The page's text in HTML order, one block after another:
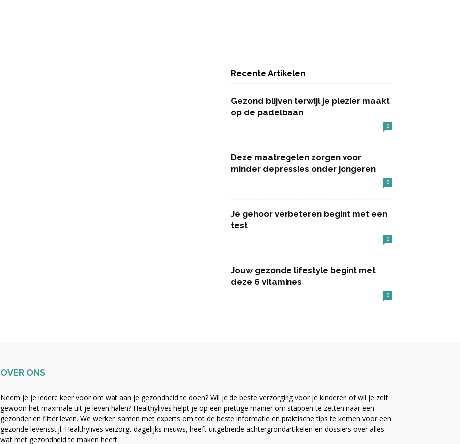
Recente Artikelen
Gezond blijven terwijl je plezier maakt
op de padelbaan
0
Deze maatregelen zorgen voor
minder depressies onder jongeren
0
Je gehoor verbeteren begint met een
test
0
Jouw gezonde lifestyle begint met
deze 6 vitamines
0
OVER ONS
Neem je je iedere keer voor om wat aan je gezondheid te doen? Wil je de beste verzorging voor je kinderen of wil je zelf
gewoon het maximale uit je leven halen? Healthylives helpt je op een prettige manier om stappen te zetten naar een
gezonder en fitter leven. We werken samen met experts om tot de beste informatie en praktische tips te komen voor een
gezonde levensstijl. Healthylives verzorgt dagelijks nieuws, heeft uitgebreide achtergrondartikelen en dossiers over alles
wat met gezondheid te maken heeft.